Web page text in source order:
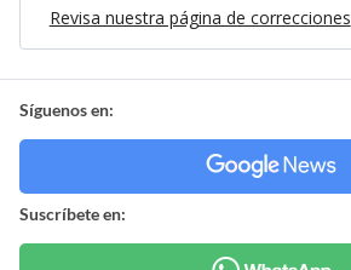
Revisa nuestra página de correcciones
Síguenos en:
Suscríbete en: